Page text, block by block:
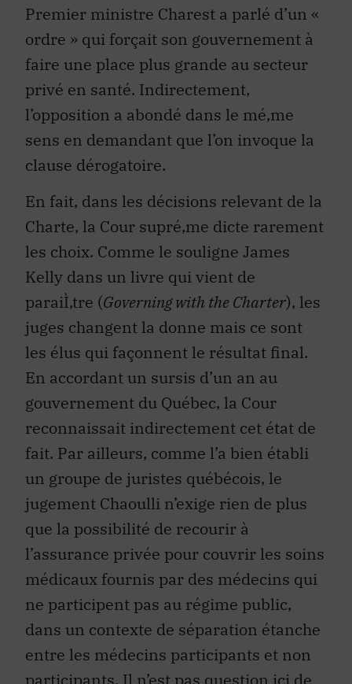
Premier ministre Charest a parlé d’un «
ordre » qui forçait son gouvernement à
faire une place plus grande au secteur
privé en santé. Indirectement,
l’opposition a abondé dans le mé‚me
sens en demandant que l’on invoque la
clause dérogatoire.
En fait, dans les décisions relevant de la
Charte, la Cour supré‚me dicte rarement
les choix. Comme le souligne James
Kelly dans un livre qui vient de
paraiÌ‚tre (Governing with the Charter), les
juges changent la donne mais ce sont
les élus qui façonnent le résultat final.
En accordant un sursis d’un an au
gouvernement du Québec, la Cour
reconnaissait indirectement cet état de
fait. Par ailleurs, comme l’a bien établi
un groupe de juristes québécois, le
jugement Chaoulli n’exige rien de plus
que la possibilité de recourir à
l’assurance privée pour couvrir les soins
médicaux fournis par des médecins qui
ne participent pas au régime public,
dans un contexte de séparation étanche
entre les médecins participants et non